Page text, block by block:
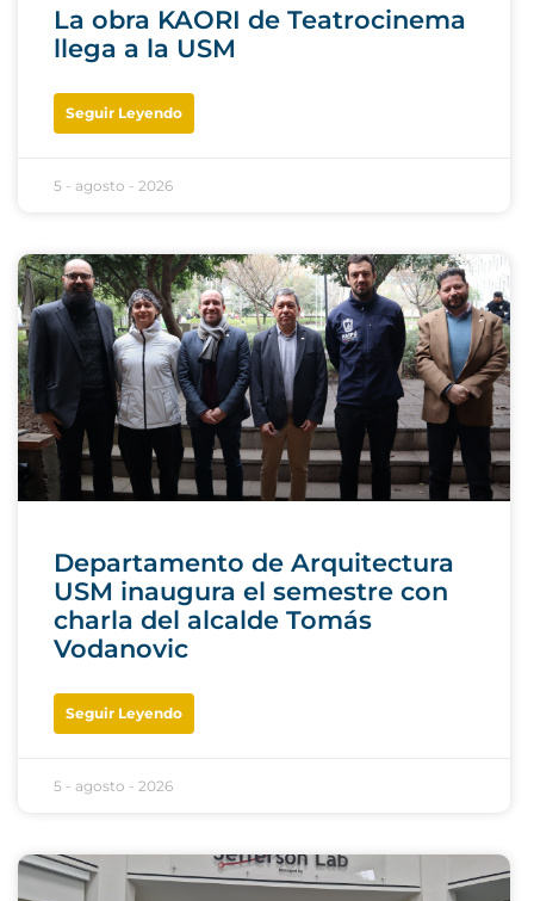
La obra KAORI de Teatrocinema
llega a la USM
Seguir Leyendo
5 - agosto - 2026
Departamento de Arquitectura
USM inaugura el semestre con
charla del alcalde Tomás
Vodanovic
Seguir Leyendo
5 - agosto - 2026